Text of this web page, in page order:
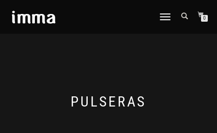
CAMBIAR
0
PULSERAS